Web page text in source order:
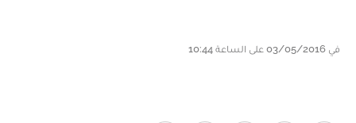
في 03/05/2016 على الساعة 10:44